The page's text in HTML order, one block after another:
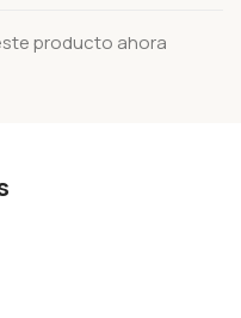
producto ahora